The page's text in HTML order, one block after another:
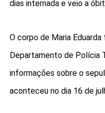
dias internada e veio a
O corpo de Maria
Departamento de Polícia
informações sobre o
aconteceu no dia 16 de